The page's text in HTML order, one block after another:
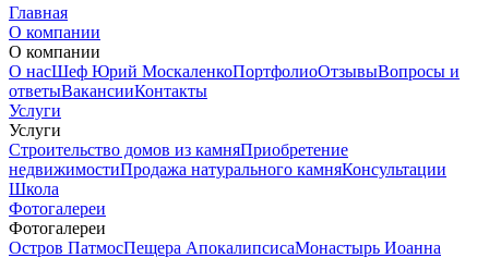
Главная
О компании
О компании
О насШеф Юрий МоскаленкоПортфолиоОтзывыВопросы и
ответыВакансииКонтакты
Услуги
Услуги
Строительство домов из камняПриобретение
недвижимостиПродажа натурального камняКонсультации
Школа
Фотогалереи
Фотогалереи
Остров ПатмосПещера АпокалипсисаМонастырь Иоанна